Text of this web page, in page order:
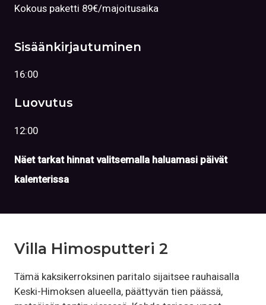
Kokous paketti 89€/majoitusaika
Sisäänkirjautuminen
16:00
Luovutus
12:00
Näet tarkat hinnat valitsemalla haluamasi päivät
kalenterissa
Villa Himosputteri 2
Tämä kaksikerroksinen paritalo sijaitsee rauhaisalla
Keski-Himoksen alueella, päättyvän tien päässä,